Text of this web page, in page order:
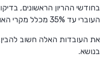
בחודשי ההריון הראשונים,
העוברי עד 35% מכלל מקרי האוטיזם!
את העובדות האלה חשוב
בנושא.